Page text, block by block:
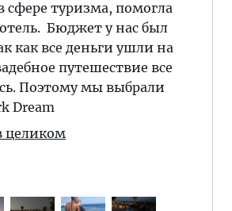
сфере туризма, помогла
Бюджет у нас был
как все деньги ушли на
путешествие все
Поэтому мы выбрали
Dream
целиком